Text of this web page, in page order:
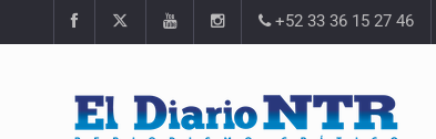
+52 33 36 15 27 46